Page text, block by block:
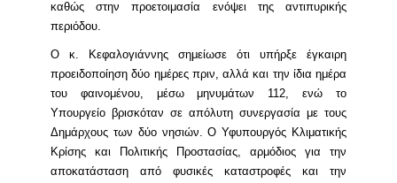
καθώς στην προετοιμασία ενόψει της αντιπυρικής
περιόδου.
Ο κ. Κεφαλογιάννης σημείωσε ότι υπήρξε έγκαιρη
προειδοποίηση δύο ημέρες πριν, αλλά και την ίδια ημέρα
του φαινομένου, μέσω μηνυμάτων 112, ενώ το
Υπουργείο βρισκόταν σε απόλυτη συνεργασία με τους
Δημάρχους των δύο νησιών. Ο Υφυπουργός Κλιματικής
Κρίσης και Πολιτικής Προστασίας, αρμόδιος για την
αποκατάσταση από φυσικές καταστροφές και την